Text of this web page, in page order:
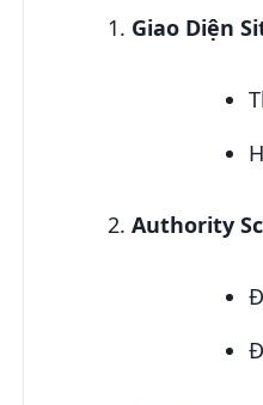
Giao Diện
Authority